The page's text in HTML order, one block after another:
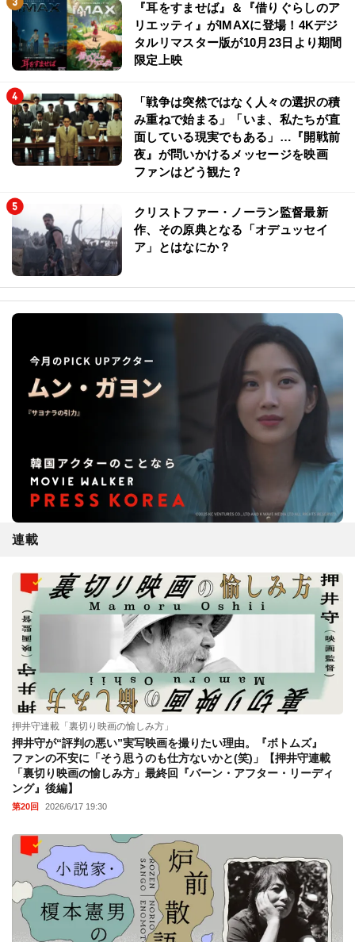
『耳をすませば』＆『借りぐらしのア
リエッティ』がIMAXに登場！4Kデジ
タルリマスター版が10月23日より期間
限定上映
「戦争は突然ではなく人々の選択の積
み重ねで始まる」「いま、私たちが直
面している現実でもある」…『開戦前
夜』が問いかけるメッセージを映画
ファンはどう観た？
クリストファー・ノーラン監督最新
作、その原典となる「オデュッセイ
ア」とはなにか？
連載
押井守連載「裏切り映画の愉しみ方」
押井守が“評判の悪い”実写映画を撮りたい理由。『ボトムズ』
ファンの不安に「そう思うのも仕方ないかと(笑)」【押井守連載
「裏切り映画の愉しみ方」最終回『バーン・アフター・リーディ
ング』後編】
第20回 2026/6/17 19:30